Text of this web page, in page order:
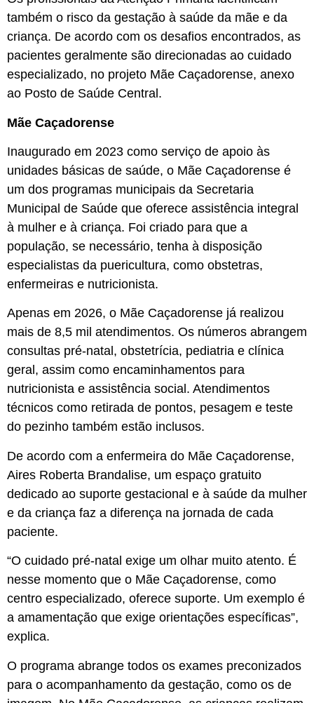
também o risco da gestação à saúde da mãe e da
criança. De acordo com os desafios encontrados, as
pacientes geralmente são direcionadas ao cuidado
especializado, no projeto Mãe Caçadorense, anexo
ao Posto de Saúde Central.
Mãe Caçadorense
Inaugurado em 2023 como serviço de apoio às
unidades básicas de saúde, o Mãe Caçadorense é
um dos programas municipais da Secretaria
Municipal de Saúde que oferece assistência integral
à mulher e à criança. Foi criado para que a
população, se necessário, tenha à disposição
especialistas da puericultura, como obstetras,
enfermeiras e nutricionista.
Apenas em 2026, o Mãe Caçadorense já realizou
mais de 8,5 mil atendimentos. Os números abrangem
consultas pré-natal, obstetrícia, pediatria e clínica
geral, assim como encaminhamentos para
nutricionista e assistência social. Atendimentos
técnicos como retirada de pontos, pesagem e teste
do pezinho também estão inclusos.
De acordo com a enfermeira do Mãe Caçadorense,
Aires Roberta Brandalise, um espaço gratuito
dedicado ao suporte gestacional e à saúde da mulher
e da criança faz a diferença na jornada de cada
paciente.
“O cuidado pré-natal exige um olhar muito atento. É
nesse momento que o Mãe Caçadorense, como
centro especializado, oferece suporte. Um exemplo é
a amamentação que exige orientações específicas”,
explica.
O programa abrange todos os exames preconizados
para o acompanhamento da gestação, como os de